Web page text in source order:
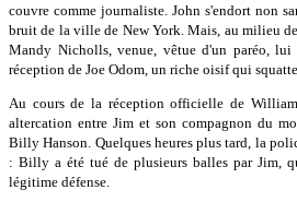
couvre comme journaliste. John s'endort non
bruit de la ville de New York. Mais, au milieu
Mandy Nicholls, venue, vêtue d'un paréo, lui
réception de Joe Odom, un riche oisif qui
Au cours de la réception officielle de
altercation entre Jim et son compagnon du
Billy Hanson. Quelques heures plus tard, la
: Billy a été tué de plusieurs balles par Jim,
légitime défense.